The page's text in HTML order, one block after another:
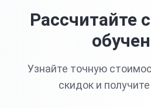
Рассчитайте
Узнайте точную
скидок и